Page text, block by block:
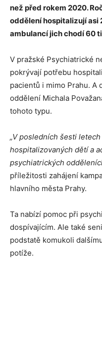
než před rokem 2020.
oddělení hospitalizují asi
ambulancí jich chodí 60
V pražské Psychiatrické
pokrývají potřebu
pacientů i mimo Prahu. A
oddělení Michala
tohoto typu.
„V posledních šesti
hospitalizovaných dětí a
psychiatrických
příležitosti zahájení
hlavního města Prahy.
Ta nabízí pomoc při
dospívajícím. Ale také
podstatě komukoli
potíže.